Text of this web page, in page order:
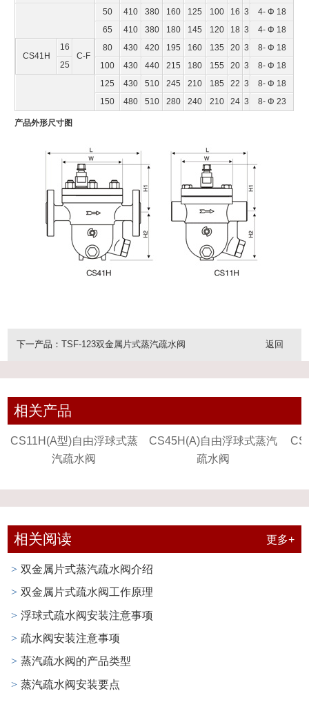
CS41H
16
C-F
25
50 410 380 160 125 100 16 3
4- Φ 18
65
410 380 180 145 120 18 3
4- Φ 18
80
430 420 195 160 135 20 3
8- Φ 18
100
430 440 215 180 155 20 3
8- Φ 18
125
430 510 245 210 185 22 3
8- Φ 18
150
480 510 280 240 210 24 3 8- Φ 23
产品外形尺寸图
下一产品：TSF-123双金属片式蒸汽疏水阀 返回
相关产品
CS11H(A型)自由浮球式蒸
汽疏水阀
CS45H(A)自由浮球式蒸汽
疏水阀
相关阅读 更多+
> 双金属片式蒸汽疏水阀介绍
> 双金属片式疏水阀工作原理
> 浮球式疏水阀安装注意事项
> 疏水阀安装注意事项
> 蒸汽疏水阀的产品类型
> 蒸汽疏水阀安装要点